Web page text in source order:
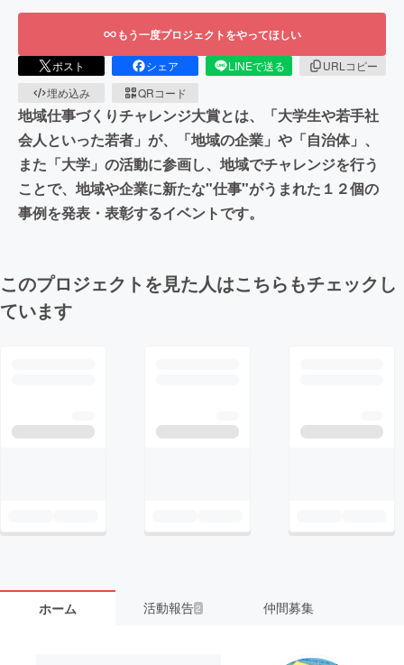
もう一度プロジェクトをやってほしい
ポスト シェア LINEで送る
URLコピー
埋め込み
QRコード
地域仕事づくりチャレンジ大賞とは、「大学生や若手社
会人といった若者」が、「地域の企業」や「自治体」、
また「大学」の活動に参画し、地域でチャレンジを行う
ことで、地域や企業に新たな"仕事"がうまれた１２個の
事例を発表・表彰するイベントです。
このプロジェクトを見た人はこちらもチェックし
ています
ホーム 活動報告 2 仲間募集